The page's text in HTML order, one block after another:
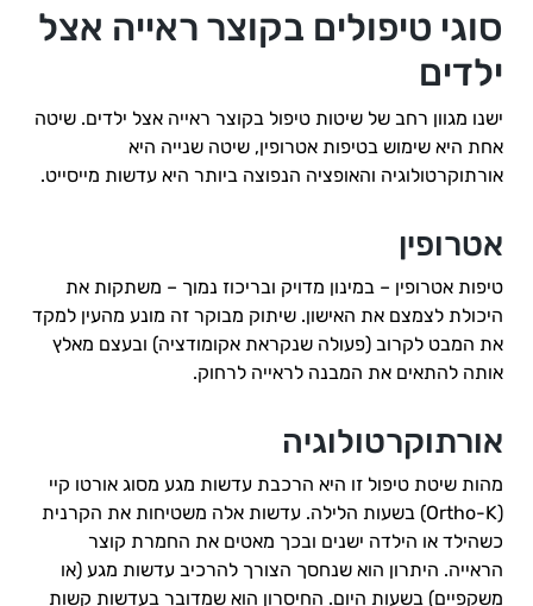
סוגי טיפולים בקוצר ראייה אצל
ילדים
ישנו מגוון רחב של שיטות טיפול בקוצר ראייה אצל ילדים. שיטה
אחת היא שימוש בטיפות אטרופין, שיטה שנייה היא
אורתוקרטולוגיה והאופציה הנפוצה ביותר היא עדשות מייסייט.
אטרופין
טיפות אטרופין – במינון מדויק ובריכוז נמוך – משתקות את
היכולת לצמצם את האישון. שיתוק מבוקר זה מונע מהעין למקד
את המבט לקרוב (פעולה שנקראת אקומודציה) ובעצם מאלץ
אותה להתאים את המבנה לראייה לרחוק.
אורתוקרטולוגיה
מהות שיטת טיפול זו היא הרכבת עדשות מגע מסוג אורטו קיי
(Ortho-K) בשעות הלילה. עדשות אלה משטיחות את הקרנית
כשהילד או הילדה ישנים ובכך מאטים את החמרת קוצר
הראייה. היתרון הוא שנחסך הצורך להרכיב עדשות מגע (או
משקפיים) בשעות היום. החיסרון הוא שמדובר בעדשות קשות